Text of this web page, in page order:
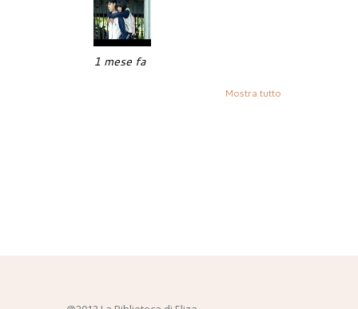
1 mese fa
Mostra tutto